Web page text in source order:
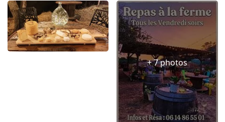
+ 7 photos